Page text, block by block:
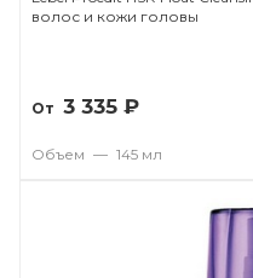
волос и кожи головы
От 3 335 ₽
Объем — 145 мл